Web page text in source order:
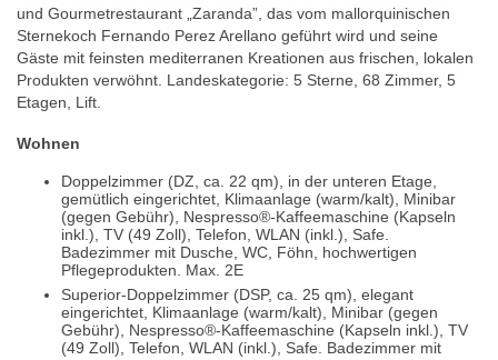
und Gourmetrestaurant „Zaranda”, das vom mallorquinischen
Sternekoch Fernando Perez Arellano geführt wird und seine
Gäste mit feinsten mediterranen Kreationen aus frischen, lokalen
Produkten verwöhnt. Landeskategorie: 5 Sterne, 68 Zimmer, 5
Etagen, Lift.
Wohnen
Doppelzimmer (DZ, ca. 22 qm), in der unteren Etage,
gemütlich eingerichtet, Klimaanlage (warm/kalt), Minibar
(gegen Gebühr), Nespresso®-Kaffeemaschine (Kapseln
inkl.), TV (49 Zoll), Telefon, WLAN (inkl.), Safe.
Badezimmer mit Dusche, WC, Föhn, hochwertigen
Pflegeprodukten. Max. 2E
Superior-Doppelzimmer (DSP, ca. 25 qm), elegant
eingerichtet, Klimaanlage (warm/kalt), Minibar (gegen
Gebühr), Nespresso®-Kaffeemaschine (Kapseln inkl.), TV
(49 Zoll), Telefon, WLAN (inkl.), Safe. Badezimmer mit